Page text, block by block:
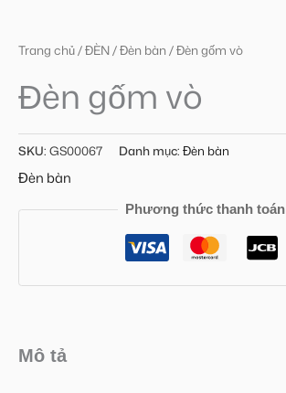
Trang chủ /ĐÈN /Đèn bàn / Đèn gốm vò
Đèn gốm vò
SKU: GS00067 Danh mục: Đèn bàn
Đèn bàn
Phương thức thanh toán
Mô tả